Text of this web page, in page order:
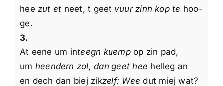
heezut et neet, t geet vuur zinn kop te hoo-
ge.
3.
At eene um inteegn kuempop zin pad,
um heendern zol, dan geet hee helleg an
en dech dan biej zikzelf: Wee dut miej wat?